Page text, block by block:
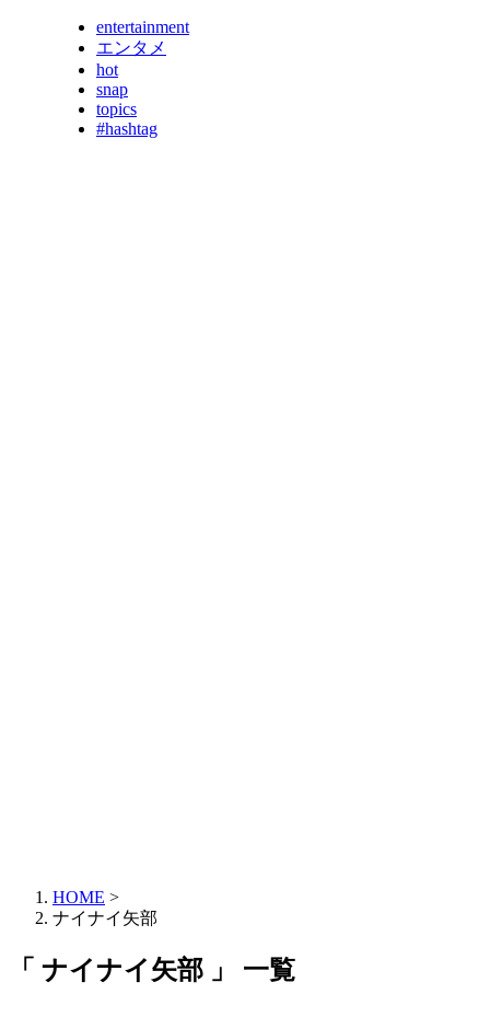
entertainment
エンタメ
hot
snap
topics
#hashtag
HOME >
ナイナイ矢部
「 ナイナイ矢部 」 一覧